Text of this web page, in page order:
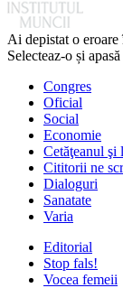
Ai depistat o eroare
Selecteaz-o și
Congres
Oficial
Social
Economie
Cetăţeanul şi
Cititorii ne
Dialoguri
Sanatate
Varia
Editorial
Stop fals!
Vocea femeii